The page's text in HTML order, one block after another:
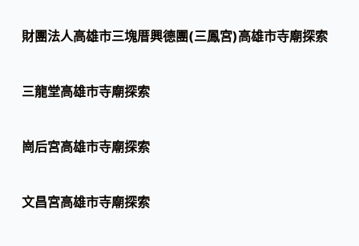
財團法人高雄市三塊厝興德團(三鳳宮)高雄市寺廟探索
三龍堂高雄市寺廟探索
崗后宮高雄市寺廟探索
文昌宮高雄市寺廟探索